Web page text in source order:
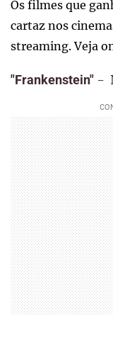
Os filmes que
cartaz nos
streaming. Veja
"Frankenstein" -